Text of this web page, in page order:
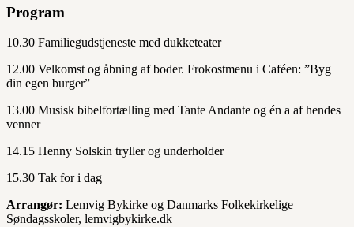
Program
10.30 Familiegudstjeneste med dukketeater
12.00 Velkomst og åbning af boder. Frokostmenu i Caféen: ”Byg
din egen burger”
13.00 Musisk bibelfortælling med Tante Andante og én a af hendes
venner
14.15 Henny Solskin tryller og underholder
15.30 Tak for i dag
Arrangør: Lemvig Bykirke og Danmarks Folkekirkelige
Søndagsskoler, lemvigbykirke.dk